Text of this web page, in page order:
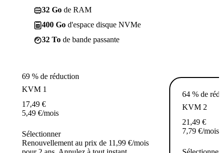
32 Go de RAM
400 Go d'espace disque NVMe
32 To de bande passante
69 % de réduction
KVM 1
17,49 €
5,49 €/mois
Sélectionner
Renouvellement au prix de 11,99 €/mois
64 % de
KVM 2
21,49 €
7,79 €/mois